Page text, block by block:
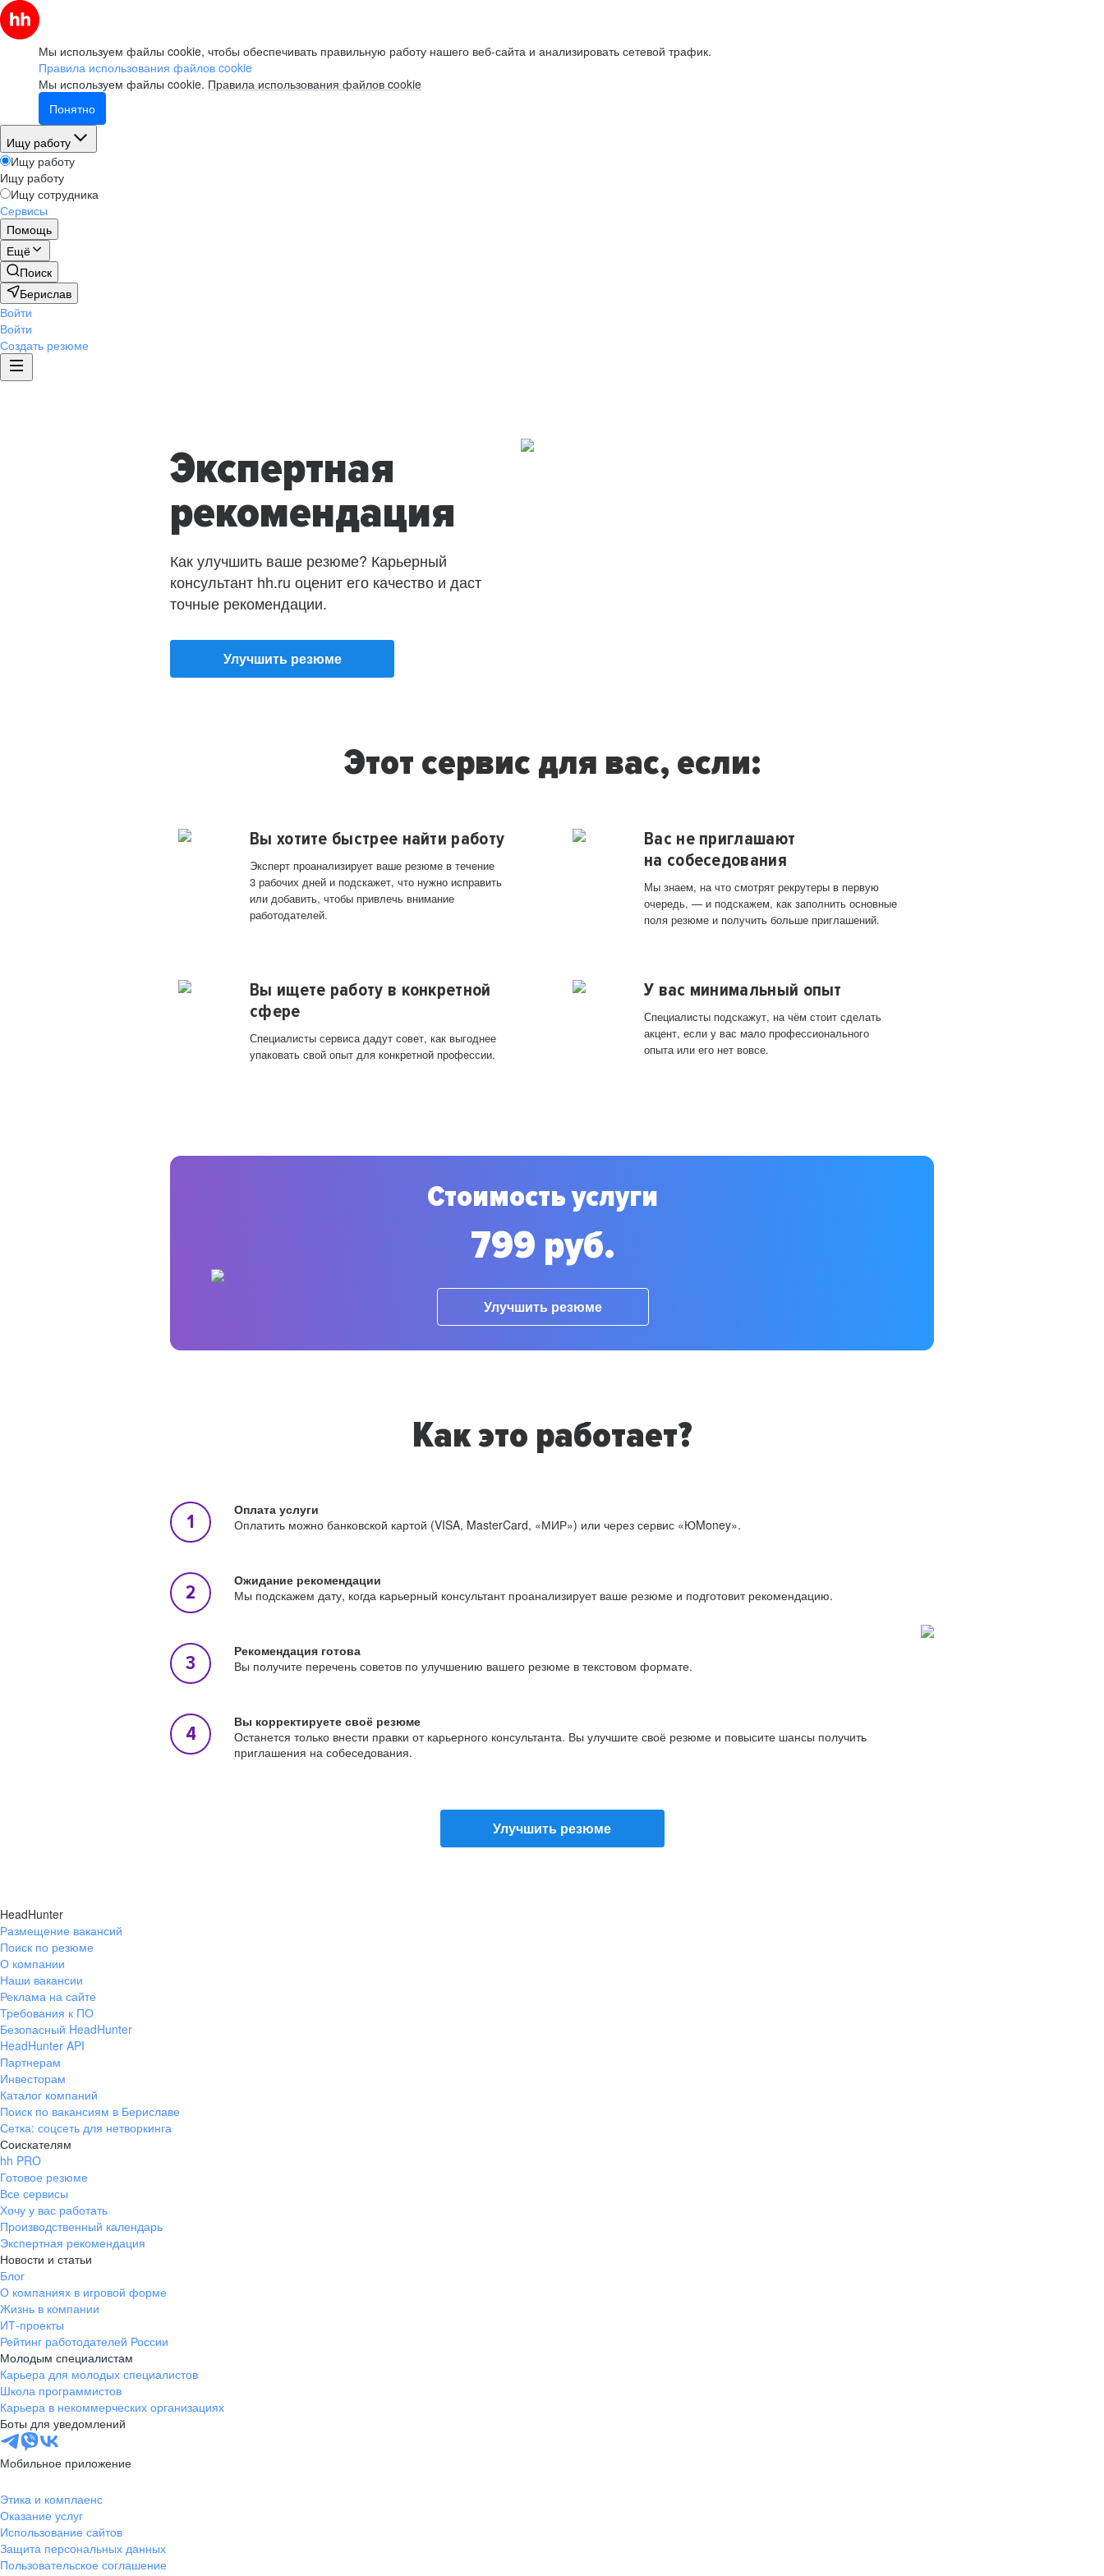
Мы используем файлы cookie, чтобы обеспечивать правильную работу нашего веб-сайта и анализировать сетевой трафик.
Правила использования файлов cookie
Мы используем файлы cookie. Правила использования файлов cookie
Понятно
Ищу работу
Ищу работу
Ищу работу
Ищу сотрудника
Сервисы
Помощь
Ещё
Поиск
Берислав
Войти
Войти
Создать резюме
Экспертная
рекомендация
Как улучшить ваше резюме? Карьерный
консультант hh.ru оценит его качество и даст
точные рекомендации.
Улучшить резюме
Этот сервис для вас, если:
Вы хотите быстрее найти работу
Эксперт проанализирует ваше резюме в течение
3 рабочих дней и подскажет, что нужно исправить
или добавить, чтобы привлечь внимание
работодателей.
Вас не приглашают
на собеседования
Мы знаем, на что смотрят рекрутеры в первую
очередь, — и подскажем, как заполнить основные
поля резюме и получить больше приглашений.
Вы ищете работу в конкретной
сфере
Специалисты сервиса дадут совет, как выгоднее
упаковать свой опыт для конкретной профессии.
У вас минимальный опыт
Специалисты подскажут, на чём стоит сделать
акцент, если у вас мало профессионального
опыта или его нет вовсе.
Стоимость услуги
799 руб.
Улучшить резюме
Как это работает?
Оплата услуги
Оплатить можно банковской картой (VISA, MasterCard, «МИР») или через сервис «ЮMoney».
Ожидание рекомендации
Мы подскажем дату, когда карьерный консультант проанализирует ваше резюме и подготовит рекомендацию.
Рекомендация готова
Вы получите перечень советов по улучшению вашего резюме в текстовом формате.
Вы корректируете своё резюме
Останется только внести правки от карьерного консультанта. Вы улучшите своё резюме и повысите шансы получить
приглашения на собеседования.
Улучшить резюме
HeadHunter
Размещение вакансий
Поиск по резюме
О компании
Наши вакансии
Реклама на сайте
Требования к ПО
Безопасный HeadHunter
HeadHunter API
Партнерам
Инвесторам
Каталог компаний
Поиск по вакансиям в Бериславе
Сетка: соцсеть для нетворкинга
Соискателям
hh PRO
Готовое резюме
Все сервисы
Хочу у вас работать
Производственный календарь
Экспертная рекомендация
Новости и статьи
Блог
О компаниях в игровой форме
Жизнь в компании
ИТ-проекты
Рейтинг работодателей России
Молодым специалистам
Карьера для молодых специалистов
Школа программистов
Карьера в некоммерческих организациях
Боты для уведомлений
Мобильное приложение
Этика и комплаенс
Оказание услуг
Использование сайтов
Защита персональных данных
Пользовательское соглашение